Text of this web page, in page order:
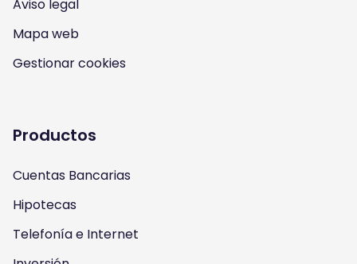
n
s
a
a
o
u
u
a
c
b
k
i
t
Aviso legal
Mapa web
Gestionar cookies
Productos
Cuentas Bancarias
Hipotecas
Telefonía e Internet